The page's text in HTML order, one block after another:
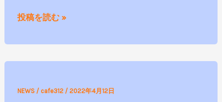
ン
投稿を読む »
NEWS/ cafe312 / 2022年4月12日
知】